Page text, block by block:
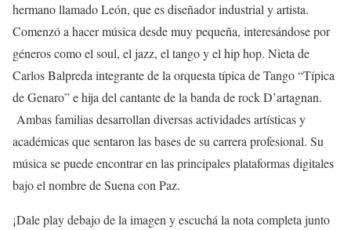
hermano llamado León, que es diseñador industrial y artista.
Comenzó a hacer música desde muy pequeña, interesándose por
géneros como el soul, el jazz, el tango y el hip hop. Nieta de
Carlos Balpreda integrante de la orquesta típica de Tango “Típica
de Genaro” e hija del cantante de la banda de rock D’artagnan.
Ambas familias desarrollan diversas actividades artísticas y
académicas que sentaron las bases de su carrera profesional. Su
música se puede encontrar en las principales plataformas digitales
bajo el nombre de Suena con Paz.
¡Dale play debajo de la imagen y escuchá la nota completa junto